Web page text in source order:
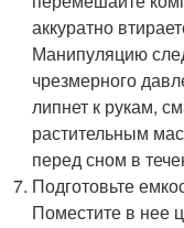
аккуратно
Манипуляцию
чрезмерного
липнет к рукам,
растительным
перед сном в
Подготовьте
Поместите в нее